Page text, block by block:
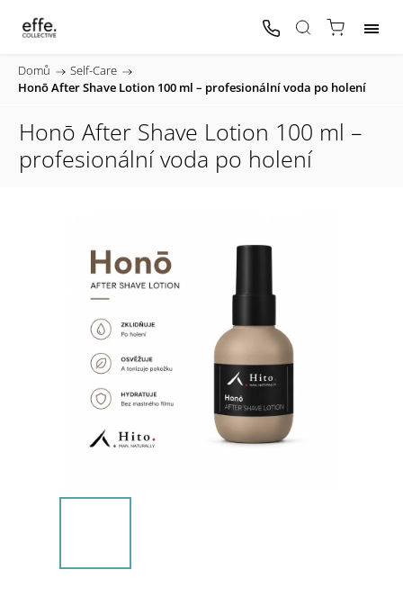
Domů / Self-Care /
Honō After Shave Lotion 100 ml – profesionální voda po holení
Honō After Shave Lotion 100 ml –
profesionální voda po holení